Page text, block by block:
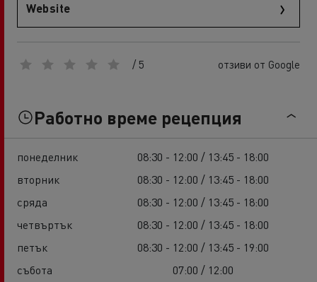
Website
/ 5 отзиви от Google
Работно време рецепция
понеделник
08:30 - 12:00 / 13:45 - 18:00
вторник
08:30 - 12:00 / 13:45 - 18:00
сряда
08:30 - 12:00 / 13:45 - 18:00
четвъртък
08:30 - 12:00 / 13:45 - 18:00
петък
08:30 - 12:00 / 13:45 - 19:00
събота
07:00 / 12:00